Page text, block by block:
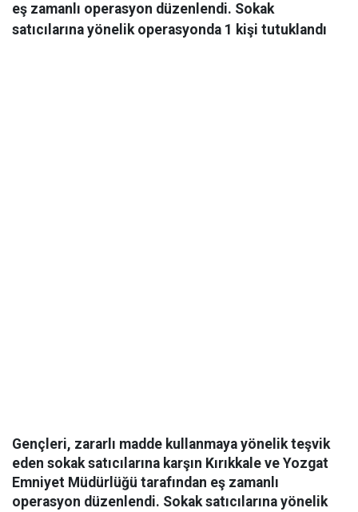
eş zamanlı operasyon düzenlendi. Sokak
satıcılarına yönelik operasyonda 1 kişi tutuklandı
Gençleri, zararlı madde kullanmaya yönelik teşvik
eden sokak satıcılarına karşın Kırıkkale ve Yozgat
Emniyet Müdürlüğü tarafından eş zamanlı
operasyon düzenlendi. Sokak satıcılarına yönelik